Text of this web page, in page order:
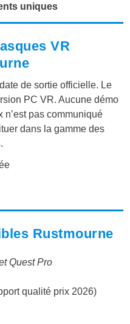
uniques
VR
de sortie officielle. Le
PC VR. Aucune démo
n’est pas communiqué
dans la gamme des
Rustmourne
Quest Pro
qualité prix 2026)